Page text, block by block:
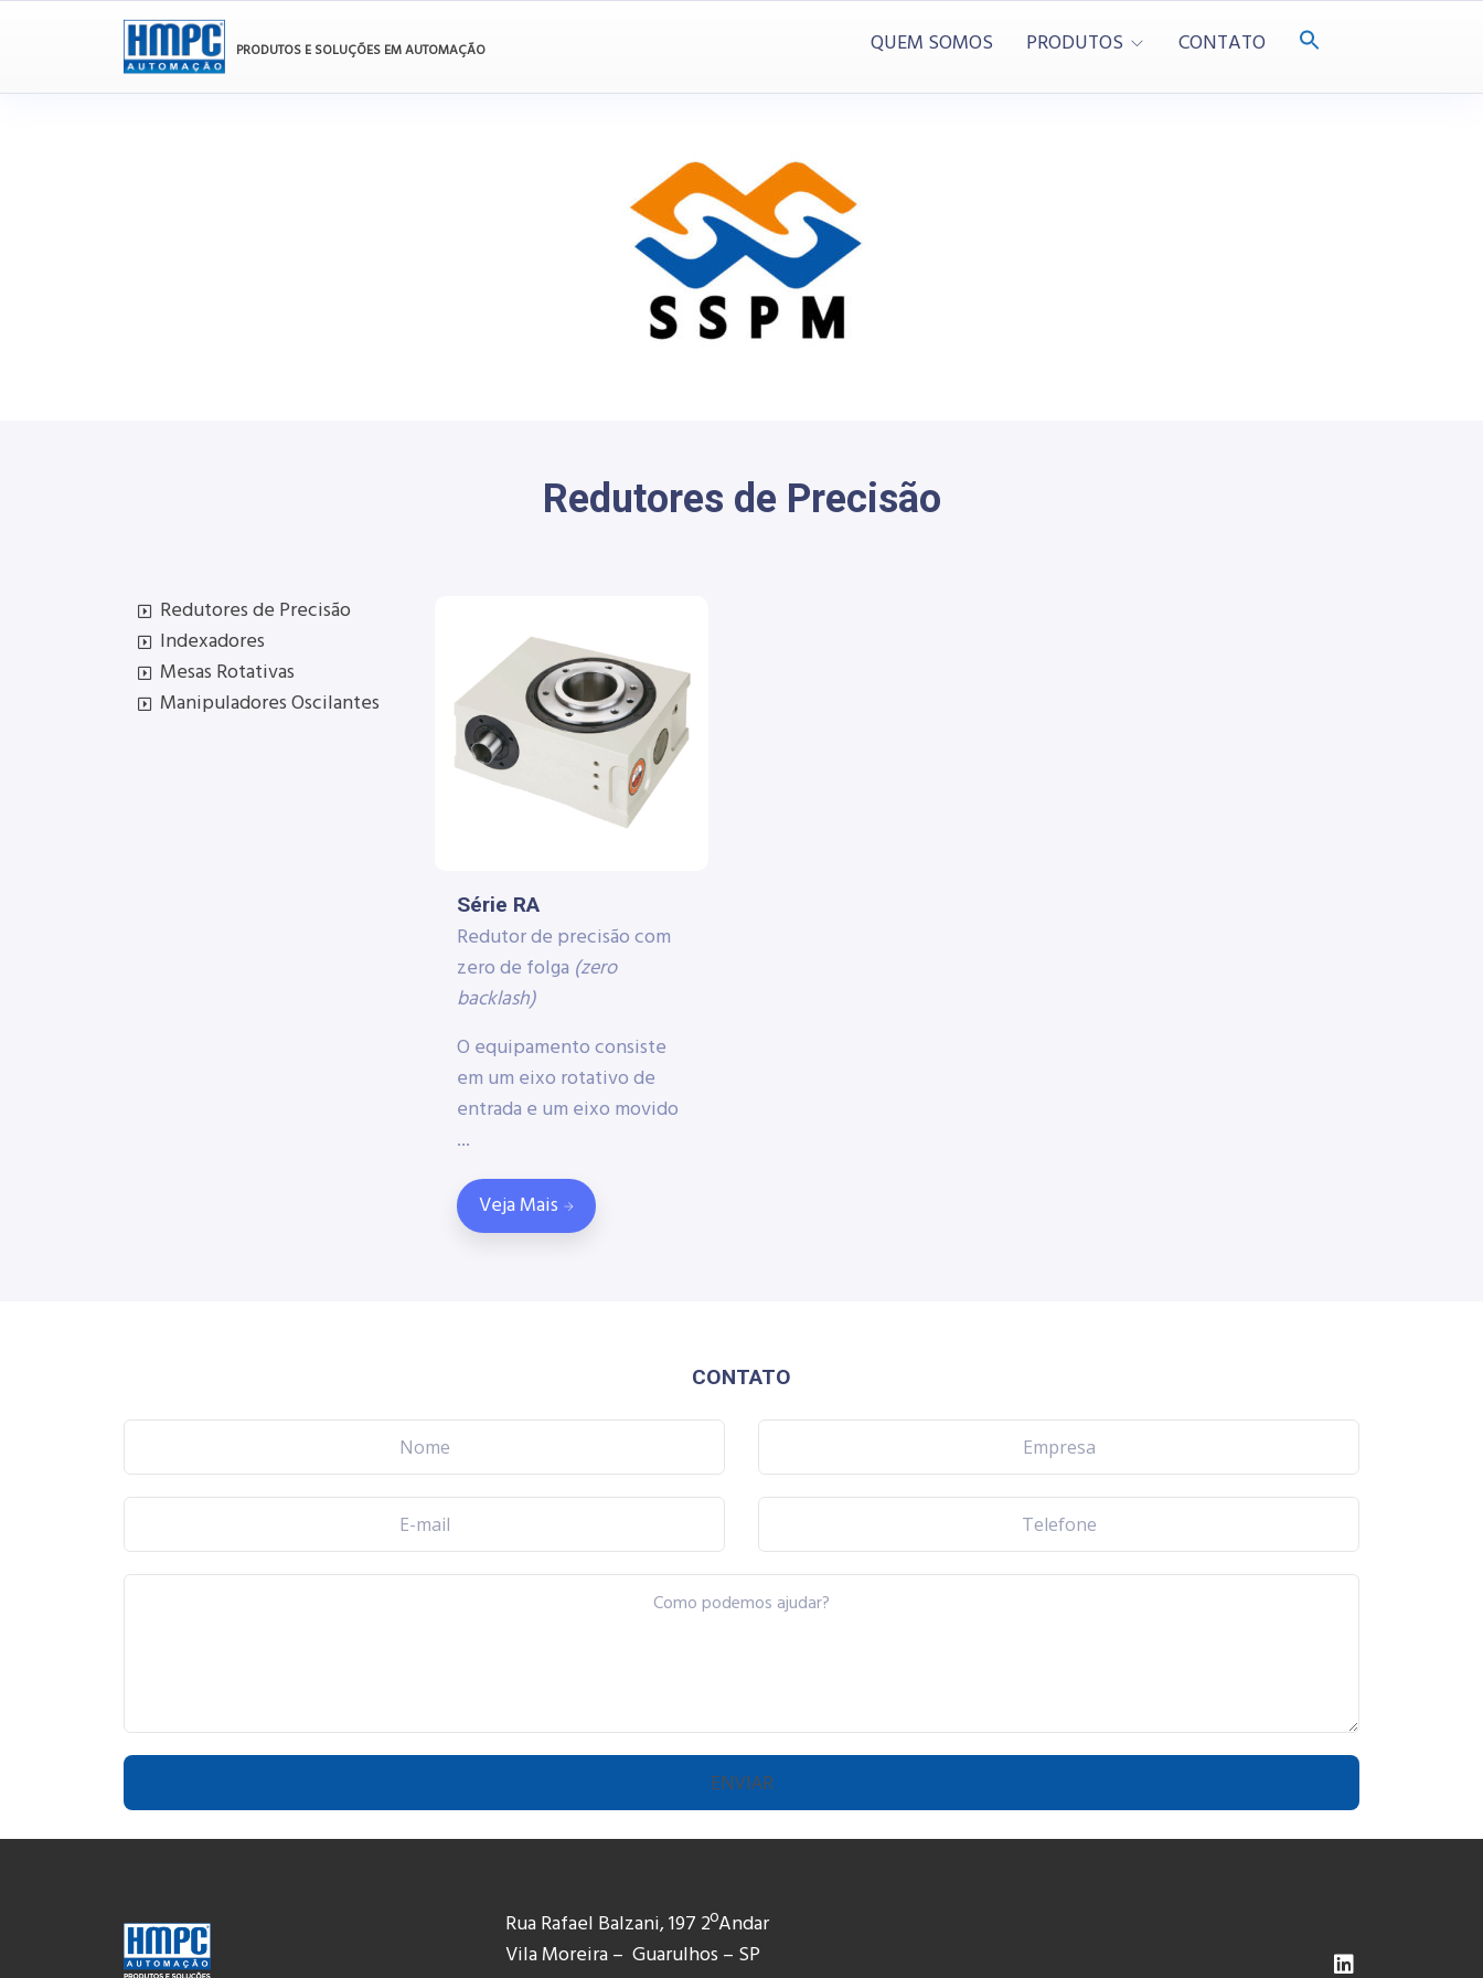
PRODUTOS E SOLUÇÕES EM AUTOMAÇÃO QUEM SOMOS PRODUTOS CONTATO
Redutores de Precisão
Redutores de Precisão
Indexadores
Mesas Rotativas
Manipuladores Oscilantes
Série RA
Redutor de precisão com
zero de folga (zero
backlash)
O equipamento consiste
em um eixo rotativo de
entrada e um eixo movido
...
Veja Mais
CONTATO
Rua Rafael Balzani, 197 2ºAndar
Vila Moreira – Guarulhos – SP